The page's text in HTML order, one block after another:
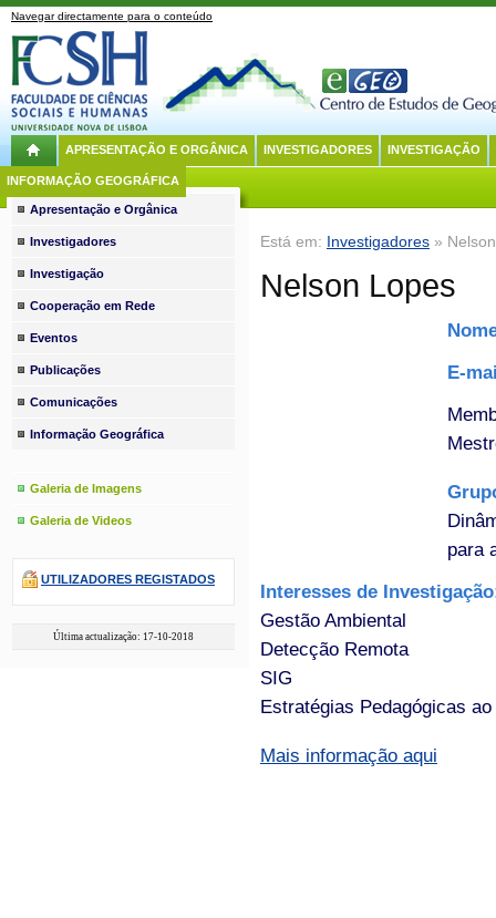
Navegar directamente para o conteúdo
APRESENTAÇÃO E ORGÂNICA INVESTIGADORES INVESTIGAÇÃO
INFORMAÇÃO GEOGRÁFICA
Está em: Investigadores »
Nelson Lopes
E-
para
Interesses de
Gestão Ambiental
Detecção Remota
SIG
Estratégias Pedagógicas
Mais informação aqui
Apresentação e Orgânica
Investigadores
Investigação
Cooperação em Rede
Eventos
Publicações
Comunicações
Informação Geográfica
Galeria de Imagens
Galeria de Videos
UTILIZADORES REGISTADOS
Última actualização: 17-10-2018